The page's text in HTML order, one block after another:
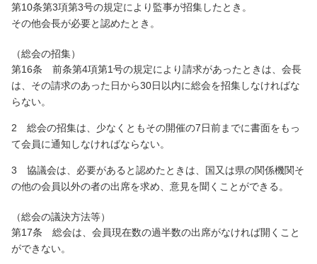
第10条第3項第3号の規定により監事が招集したとき。
その他会長が必要と認めたとき。
（総会の招集）
第16条 前条第4項第1号の規定により請求があったときは、会長
は、その請求のあった日から30日以内に総会を招集しなければな
らない。
2 総会の招集は、少なくともその開催の7日前までに書面をもっ
て会員に通知しなければならない。
3 協議会は、必要があると認めたときは、国又は県の関係機関そ
の他の会員以外の者の出席を求め、意見を聞くことができる。
（総会の議決方法等）
第17条 総会は、会員現在数の過半数の出席がなければ開くこと
ができない。